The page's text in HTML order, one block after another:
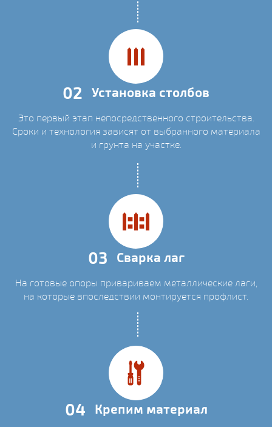
02 Установка столбов
Это первый этап непосредственного строительства.
Сроки и технология зависят от выбранного материала
и грунта на участке.
03 Сварка лаг
На готовые опоры привариваем металлические лаги,
на которые впоследствии монтируется профлист.
04 Крепим материал